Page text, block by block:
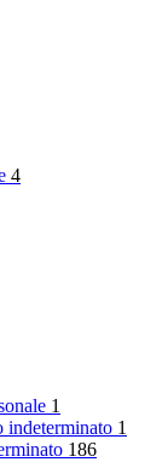
4
1
indeterminato 1
186